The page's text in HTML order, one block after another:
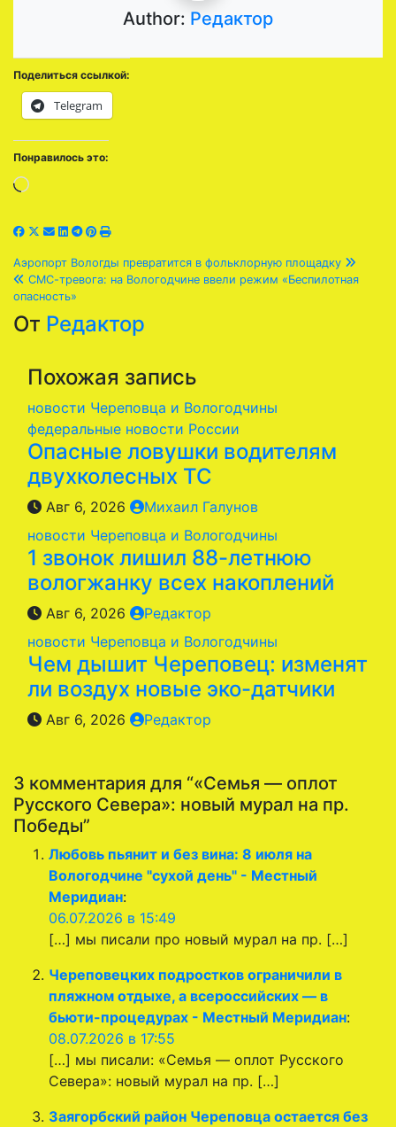
Author: Редактор
Поделиться ссылкой:
Telegram
Понравилось это:
Загрузка…
Навигация
по
записям
Аэропорт Вологды превратится в фольклорную площадку
СМС-тревога: на Вологодчине ввели режим «Беспилотная
опасность»
От Редактор
Похожая запись
новости Череповца и Вологодчины
федеральные новости России
Опасные ловушки водителям
двухколесных ТС
Авг 6, 2026
Михаил Галунов
новости Череповца и Вологодчины
1 звонок лишил 88-летнюю
вологжанку всех накоплений
Авг 6, 2026
Редактор
новости Череповца и Вологодчины
Чем дышит Череповец: изменят
ли воздух новые эко-датчики
Авг 6, 2026 Редактор
3 комментария для “«Семья — оплот
Русского Севера»: новый мурал на пр.
Победы”
Любовь пьянит и без вина: 8 июля на
Вологодчине "сухой день" - Местный
Меридиан:
06.07.2026 в 15:49
[…] мы писали про новый мурал на пр. […]
Череповецких подростков ограничили в
пляжном отдыхе, а всероссийских — в
бьюти-процедурах - Местный Меридиан:
08.07.2026 в 17:55
[…] мы писали: «Семья — оплот Русского
Севера»: новый мурал на пр. […]
Заягорбский район Череповца остается без